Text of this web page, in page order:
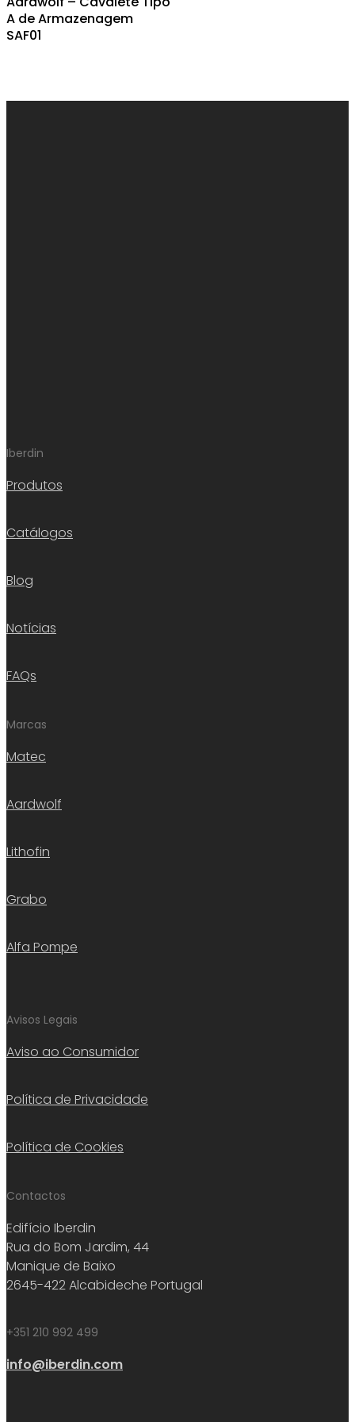
A de Armazenagem
SAF01
Iberdin
Produtos
Catálogos
Blog
Notícias
FAQs
Marcas
Matec
Aardwolf
Lithofin
Grabo
Alfa Pompe
Avisos Legais
Aviso ao Consumidor
Política de Privacidade
Política de Cookies
Contactos
Edifício Iberdin
Rua do Bom Jardim, 44
Manique de Baixo
2645-422 Alcabideche Portugal
+351 210 992 499
info@iberdin.com